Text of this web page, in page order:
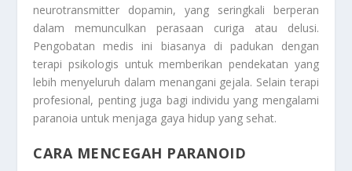
neurotransmitter dopamin, yang seringkali berperan
dalam memunculkan perasaan curiga atau delusi.
Pengobatan medis ini biasanya di padukan dengan
terapi psikologis untuk memberikan pendekatan yang
lebih menyeluruh dalam menangani gejala. Selain terapi
profesional, penting juga bagi individu yang mengalami
paranoia untuk menjaga gaya hidup yang sehat.
CARA MENCEGAH PARANOID